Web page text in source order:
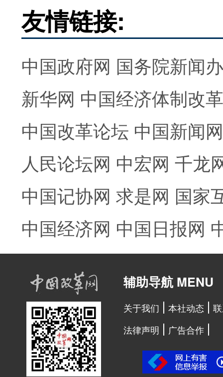
友情链接:
中国政府网 国务院新闻
新华网 中国经济体制改
中国改革论坛 中国新闻网
人民论坛网 中宏网 千龙
中国记协网 求是网 国家
中国经济网 中国日报网
辅助导航 MENU
关于我们 本社动态
法律声明
广告合作